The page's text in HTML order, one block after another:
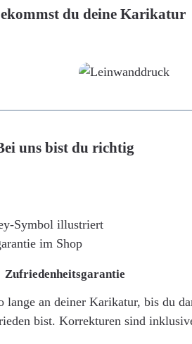
du deine Karikatur
uns bist du richtig
Zufriedenheitsgarantie
lange an deiner Karikatur, bis du
bist. Korrekturen sind